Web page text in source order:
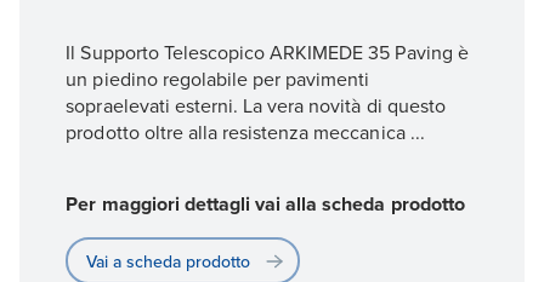
Il Supporto Telescopico ARKIMEDE 35 Paving è
un piedino regolabile per pavimenti
sopraelevati esterni. La vera novità di questo
prodotto oltre alla resistenza meccanica ...
Per maggiori dettagli vai alla scheda prodotto
Vai a scheda prodotto